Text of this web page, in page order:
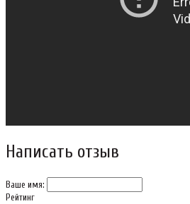
Написать отзыв
Ваше имя:
Рейтинг